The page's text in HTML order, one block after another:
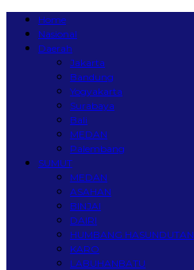
Home
Nasional
Daerah
Jakarta
Bandung
Yogyakarta
Surabaya
Bali
MEDAN
Palembang
SUMUT
MEDAN
ASAHAN
BINJAI
DAIRI
HUMBANG HASUNDUTAN
KARO
LABUHANBATU